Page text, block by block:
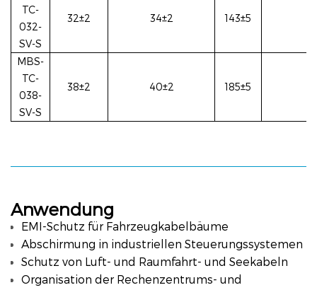
TC-
032-
SV-S
32±2 34±2 143±5
MBS-
TC-
038-
SV-S
38±2 40±2 185±5
Anwendung
EMI-Schutz für Fahrzeugkabelbäume
Abschirmung in industriellen Steuerungssystemen
Schutz von Luft- und Raumfahrt- und Seekabeln
Organisation der Rechenzentrums- und